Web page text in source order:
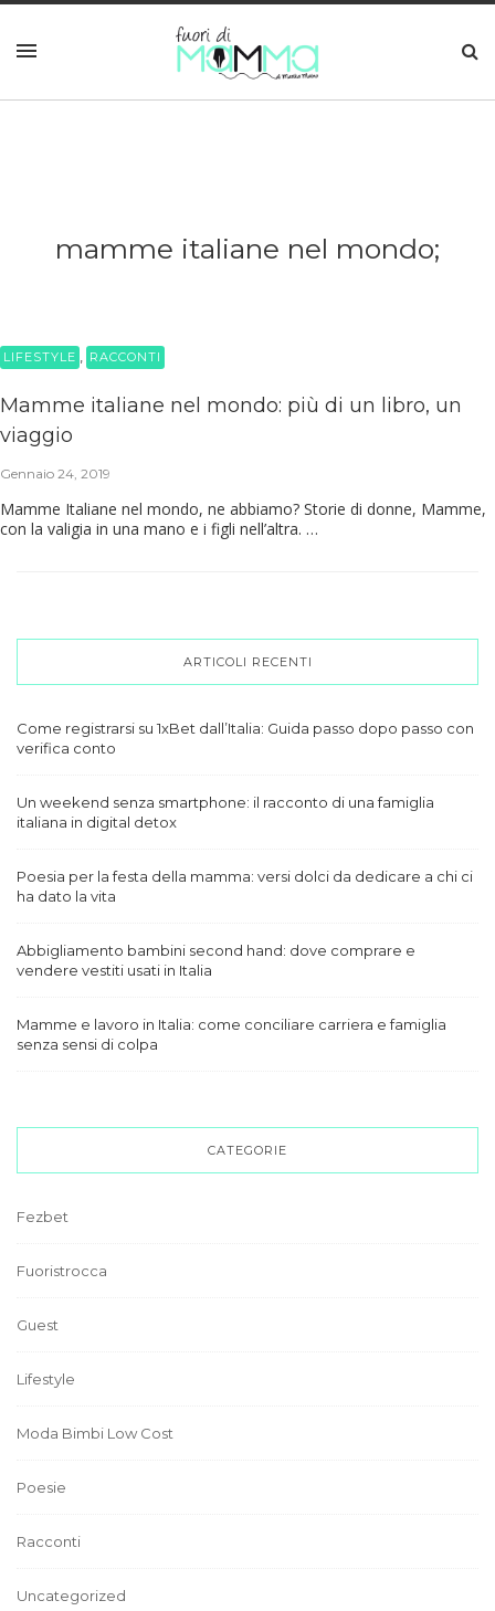
mamme italiane nel mondo;
LIFESTYLE RACCONTI
Mamme italiane nel mondo: più di un libro, un
viaggio
Gennaio 24, 2019
Mamme Italiane nel mondo, ne abbiamo? Storie di donne, Mamme,
con la valigia in una mano e i figli nell’altra. …
ARTICOLI RECENTI
Come registrarsi su 1xBet dall’Italia: Guida passo dopo passo con
verifica conto
Un weekend senza smartphone: il racconto di una famiglia
italiana in digital detox
Poesia per la festa della mamma: versi dolci da dedicare a chi ci
ha dato la vita
Abbigliamento bambini second hand: dove comprare e
vendere vestiti usati in Italia
Mamme e lavoro in Italia: come conciliare carriera e famiglia
senza sensi di colpa
CATEGORIE
Fezbet
Fuoristrocca
Guest
Lifestyle
Moda Bimbi Low Cost
Poesie
Racconti
Uncategorized